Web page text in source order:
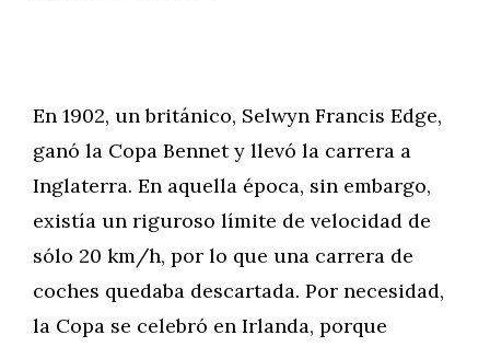
En 1902, un británico, Selwyn Francis Edge,
ganó la Copa Bennet y llevó la carrera a
Inglaterra. En aquella época, sin embargo,
existía un riguroso límite de velocidad de
sólo 20 km/h, por lo que una carrera de
coches quedaba descartada. Por necesidad,
la Copa se celebró en Irlanda, porque